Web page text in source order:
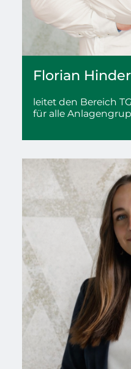
Florian
leitet den Bereich
für alle